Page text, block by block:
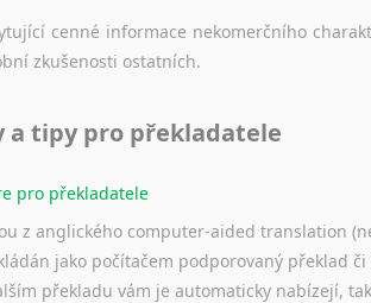
cenné informace nekomerčního
zkušenosti ostatních.
a tipy pro překladatele
pro překladatele
z anglického computer-aided translation
jako počítačem podporovaný překlad
překladu vám je automaticky nabízejí,